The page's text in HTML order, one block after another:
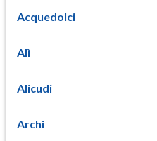
Acquedolci
Alì
Alicudi
Archi